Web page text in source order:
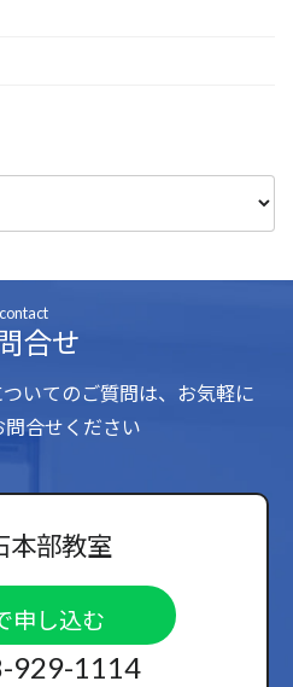
contact
合せ
いてのご質問は、お気軽に
問合せください
本部教室
申し込む
929-1114